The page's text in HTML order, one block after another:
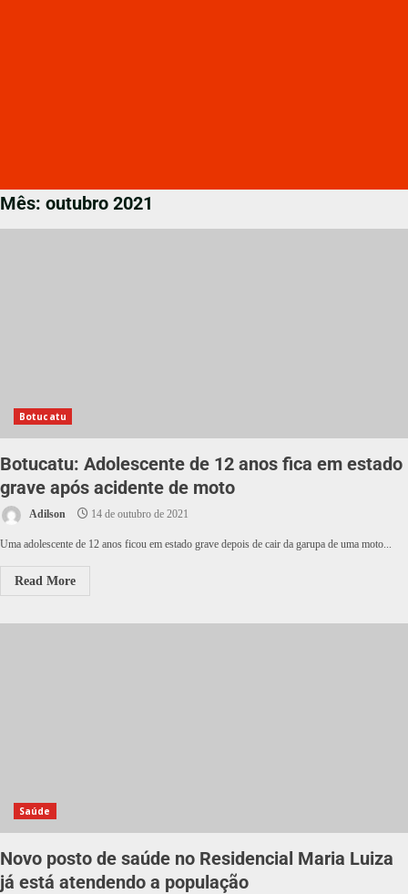
Mês: outubro 2021
Botucatu
Botucatu: Adolescente de 12 anos fica em estado
grave após acidente de moto
Adilson 14 de outubro de 2021
Uma adolescente de 12 anos ficou em estado grave depois de cair da garupa de uma moto...
Read More
Saúde
Novo posto de saúde no Residencial Maria Luiza
já está atendendo a população